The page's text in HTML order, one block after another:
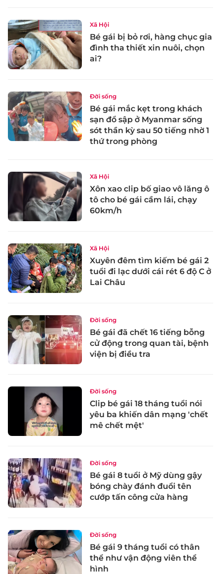
Xã Hội
Bé gái bị bỏ rơi, hàng chục gia
đình tha thiết xin nuôi, chọn
ai?
Đời sống
Bé gái mắc kẹt trong khách
sạn đổ sập ở Myanmar sống
sót thần kỳ sau 50 tiếng nhờ 1
thứ trong phòng
Xã Hội
Xôn xao clip bố giao vô lăng ô
tô cho bé gái cầm lái, chạy
60km/h
Xã Hội
Xuyên đêm tìm kiếm bé gái 2
tuổi đi lạc dưới cái rét 6 độ C ở
Lai Châu
Đời sống
Bé gái đã chết 16 tiếng bỗng
cử động trong quan tài, bệnh
viện bị điều tra
Đời sống
Clip bé gái 18 tháng tuổi nói
yêu ba khiến dân mạng 'chết
mê chết mệt'
Đời sống
Bé gái 8 tuổi ở Mỹ dùng gậy
bóng chày đánh đuổi tên
cướp tấn công cửa hàng
Đời sống
Bé gái 9 tháng tuổi có thân
thể như vận động viên thể
hình